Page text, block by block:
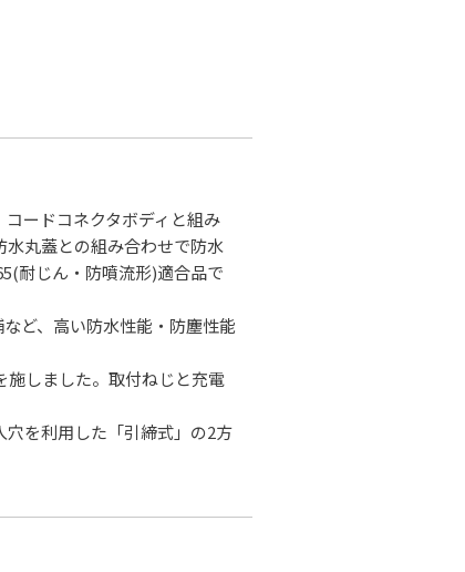
ードコネクタボディと組み
丸蓋との組み合わせで防水
耐じん・防噴流形)適合品で
ど、高い防水性能・防塵性能
しました。取付ねじと充電
を利用した「引締式」の2方